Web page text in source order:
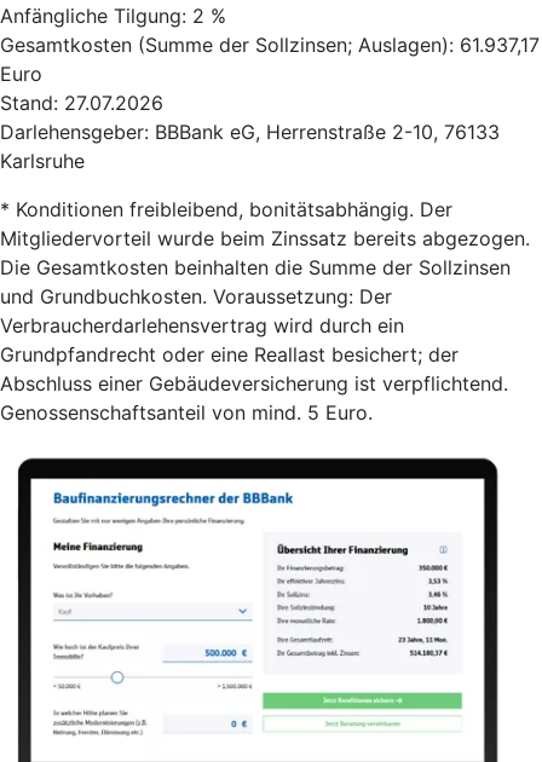
Anfängliche Tilgung: 2 %
Gesamtkosten (Summe der Sollzinsen; Auslagen): 61.937,17
Euro
Stand: 27.07.2026
Darlehensgeber: BBBank eG, Herrenstraße 2-10, 76133
Karlsruhe
* Konditionen freibleibend, bonitätsabhängig. Der
Mitgliedervorteil wurde beim Zinssatz bereits abgezogen.
Die Gesamtkosten beinhalten die Summe der Sollzinsen
und Grundbuchkosten. Voraussetzung: Der
Verbraucherdarlehensvertrag wird durch ein
Grundpfandrecht oder eine Reallast besichert; der
Abschluss einer Gebäudeversicherung ist verpflichtend.
Genossenschaftsanteil von mind. 5 Euro.